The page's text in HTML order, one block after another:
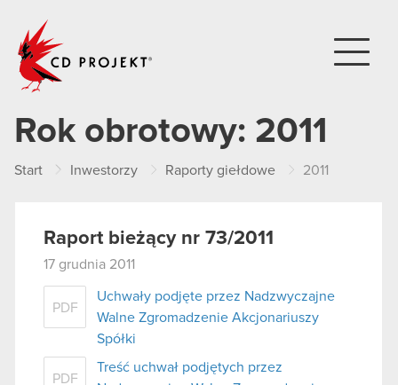
Rok obrotowy: 2011
Start Inwestorzy Raporty giełdowe 2011
Raport bieżący nr 73/2011
17 grudnia 2011
PDF
Uchwały podjęte przez Nadzwyczajne
Walne Zgromadzenie Akcjonariuszy
Spółki
PDF
Treść uchwał podjętych przez